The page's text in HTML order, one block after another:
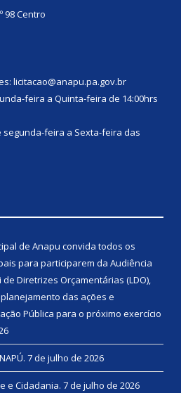
98 Centro
licitacao@anapu.pa.gov.br
feira a Quinta-feira de 14:00hrs
segunda-feira a Sexta-feira das
de Anapu convida todos os
para participarem da Audiência
Diretrizes Orçamentárias (LDO),
das ações e
Pública para o próximo exercício
7 de julho de 2026
e Cidadania. 7 de julho de 2026